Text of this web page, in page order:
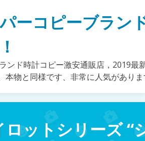
パーコピーブラ
ンド時計コピー激安通販店，2019
本物と同様です、非常に人気があり
ットシリーズ “